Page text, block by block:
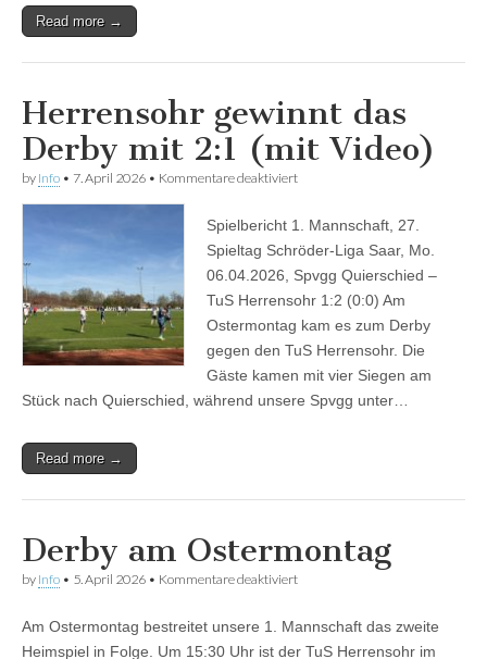
Read more →
Herrensohr gewinnt das
Derby mit 2:1 (mit Video)
by Info • 7. April 2026 • Kommentare deaktiviertfür
das
Derby
2:1
(mit
Video)
Spielbericht 1. Mannschaft, 27.
Spieltag Schröder-Liga Saar, Mo.
06.04.2026, Spvgg Quierschied –
TuS Herrensohr 1:2 (0:0) Am
Ostermontag kam es zum Derby
gegen den TuS Herrensohr. Die
Gäste kamen mit vier Siegen am
Stück nach Quierschied, während unsere Spvgg unter…
Read more →
Derby am Ostermontag
by Info • 5. April 2026 • Kommentare deaktiviertfür
Ostermontag
Am Ostermontag bestreitet unsere 1. Mannschaft das zweite
Heimspiel in Folge. Um 15:30 Uhr ist der TuS Herrensohr im